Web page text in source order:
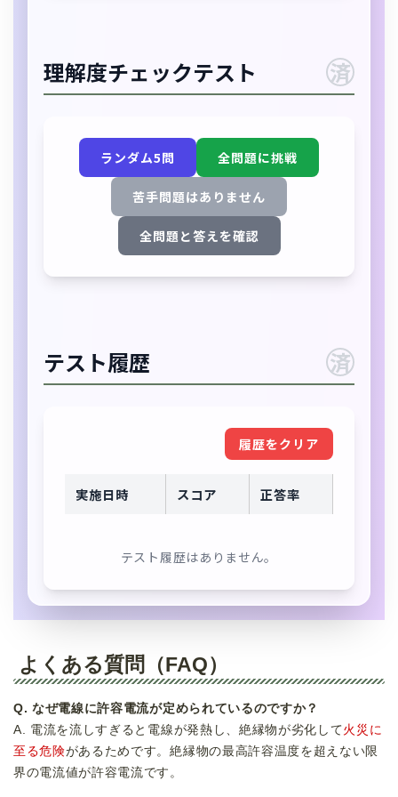
理解度チェックテスト 済
ランダム5問 全問題に挑戦
苦手問題はありません
全問題と答えを確認
テスト履歴 済
履歴をクリア
実施日時 スコア 正答率
テスト履歴はありません。
よくある質問（FAQ）
Q. なぜ電線に許容電流が定められているのですか？
A. 電流を流しすぎると電線が発熱し、絶縁物が劣化して火災に
至る危険があるためです。絶縁物の最高許容温度を超えない限
界の電流値が許容電流です。